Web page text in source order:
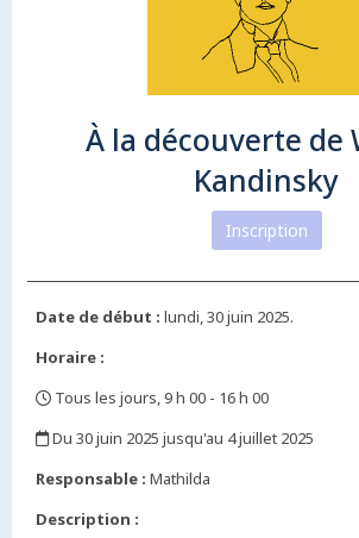
À la découverte de
Kandinsky
Inscription
Date de début : lundi, 30 juin 2025.
Horaire :
Tous les jours, 9 h 00 - 16 h 00
Du 30 juin 2025 jusqu'au 4 juillet 2025
Responsable : Mathilda
Description :